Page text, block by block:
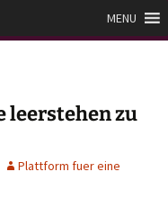
MENU
zu
Plattform fuer eine